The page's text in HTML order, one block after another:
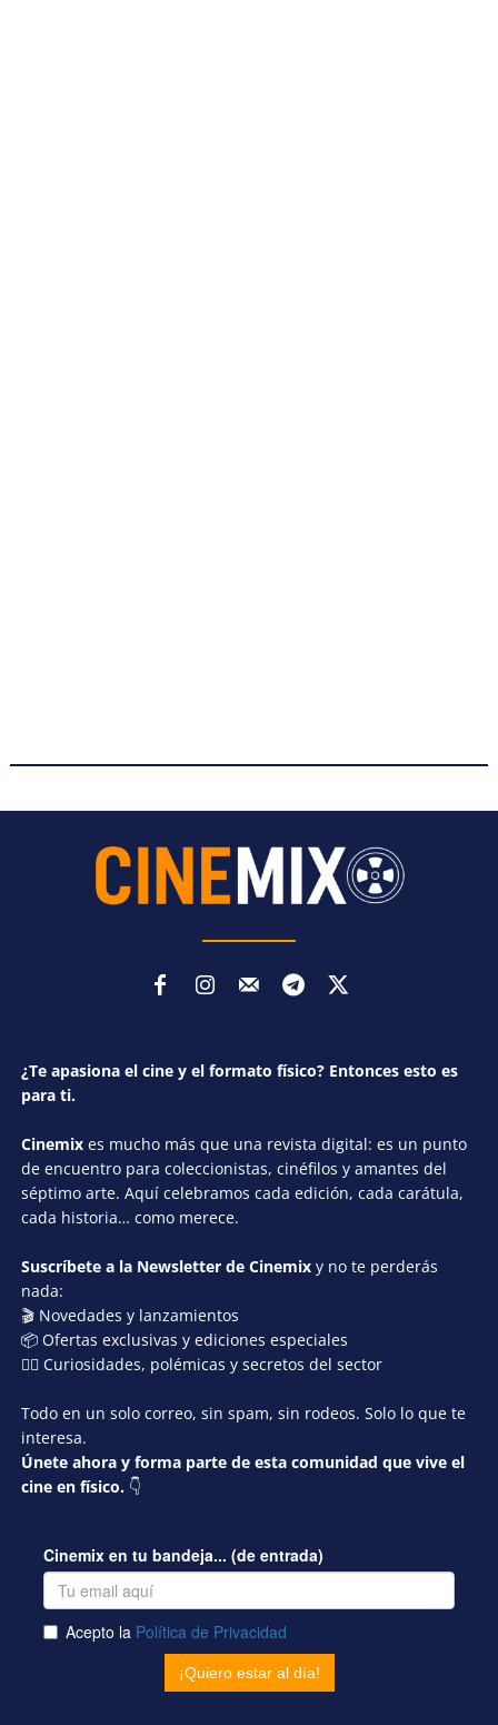
¿Te apasiona el cine y el formato físico? Entonces esto es
para ti.
Cinemix es mucho más que una revista digital: es un punto
de encuentro para coleccionistas, cinéfilos y amantes del
séptimo arte. Aquí celebramos cada edición, cada carátula,
cada historia… como merece.
Suscríbete a la Newsletter de Cinemix y no te perderás
nada:
🎬 Novedades y lanzamientos
📦 Ofertas exclusivas y ediciones especiales
🕵️‍♂️ Curiosidades, polémicas y secretos del sector
Todo en un solo correo, sin spam, sin rodeos. Solo lo que te
interesa.
Únete ahora y forma parte de esta comunidad que vive el
cine en físico. 👇